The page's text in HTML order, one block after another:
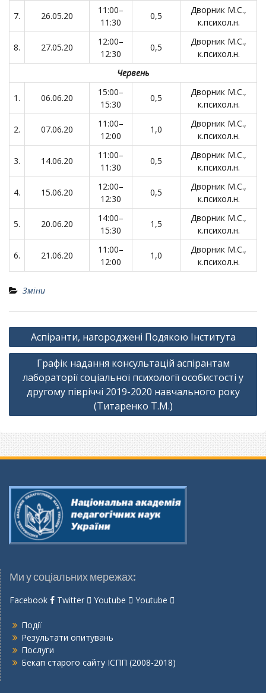
7. 26.05.20
11:00–
11:30
0,5
Дворник М.С.,
к.психол.н.
8. 27.05.20
12:00–
12:30
0,5
Дворник М.С.,
к.психол.н.
Червень
1. 06.06.20
15:00–
15:30
0,5
Дворник М.С.,
к.психол.н.
2. 07.06.20
11:00–
12:00
1,0
Дворник М.С.,
к.психол.н.
3. 14.06.20
11:00–
11:30
0,5
Дворник М.С.,
к.психол.н.
4. 15.06.20
12:00–
12:30
0,5
Дворник М.С.,
к.психол.н.
5. 20.06.20
14:00–
15:30
1,5
Дворник М.С.,
к.психол.н.
6. 21.06.20
11:00–
12:00
1,0
Дворник М.С.,
к.психол.н.
Зміни
Навігація
записів
Аспіранти, нагороджені Подякою Інститута
Графік надання консультацій аспірантам
лабораторії соціальної психології особистості у
другому півріччі 2019-2020 навчального року
(Титаренко Т.М.)
Ми у соціальних мережах:
Facebook Twitter Youtube Youtube
Події
Результати опитувань
Послуги
Бекап старого сайту ІСПП (2008-2018)